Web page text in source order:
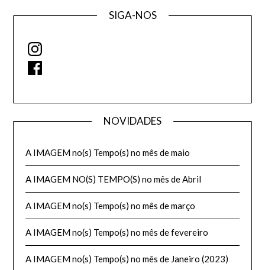
SIGA-NOS
Instagram
Facebook
NOVIDADES
A IMAGEM no(s) Tempo(s) no mês de maio
A IMAGEM NO(S) TEMPO(S) no mês de Abril
A IMAGEM no(s) Tempo(s) no mês de março
A IMAGEM no(s) Tempo(s) no mês de fevereiro
A IMAGEM no(s) Tempo(s) no mês de Janeiro (2023)